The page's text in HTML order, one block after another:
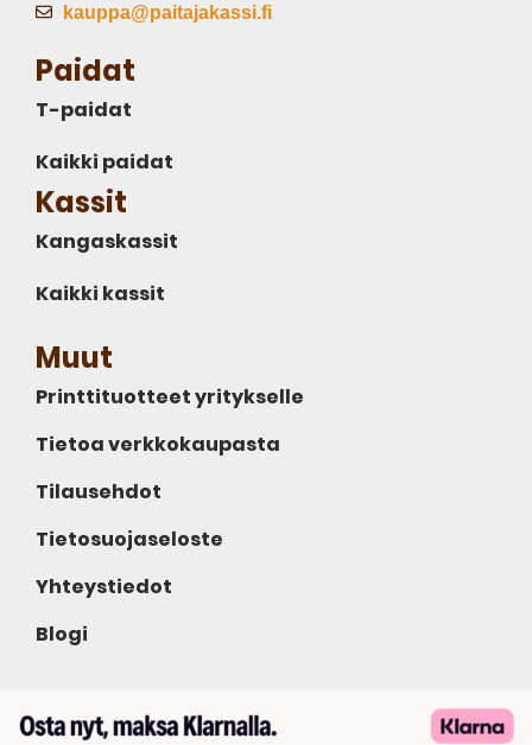
kauppa@paitajakassi.fi
Paidat
T-paidat
Kaikki paidat
Kassit
Kangaskassit
Kaikki kassit
Muut
Printtituotteet yritykselle
Tietoa verkkokaupasta
Tilausehdot
Tietosuojaseloste
Yhteystiedot
Blogi